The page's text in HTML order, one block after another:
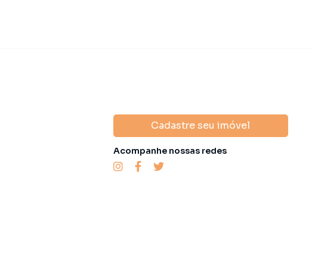
Cadastre seu imóvel
Acompanhe nossas redes